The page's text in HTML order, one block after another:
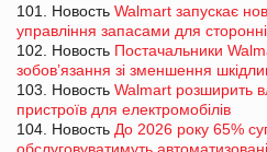
101. Новость Walmart запускає
управління запасами для
102. Новость Постачальники
зобов’язання зі зменшення
103. Новость Walmart розширить
пристроїв для електромобілів
104. Новость До 2026 року 65%
обслуговуватимуть